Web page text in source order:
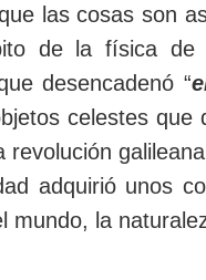
las cosas son
de la física de
desencadenó “
celestes que
revolución
adquirió unos
mundo, la